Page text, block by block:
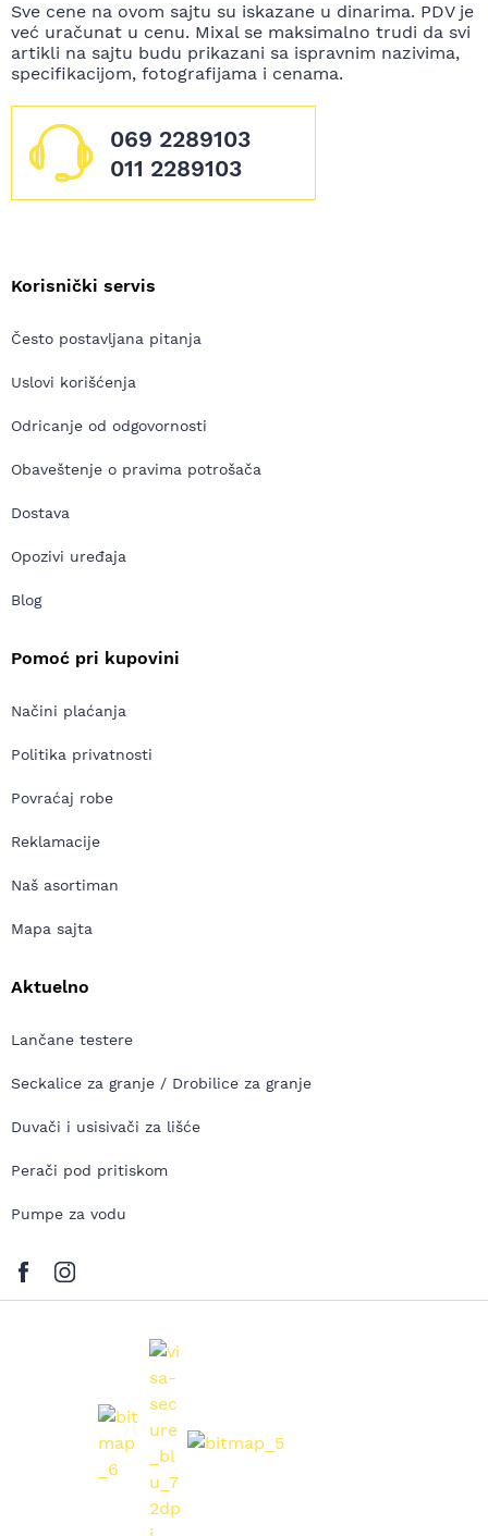
Sve cene na ovom sajtu su iskazane u dinarima. PDV je
već uračunat u cenu. Mixal se maksimalno trudi da svi
artikli na sajtu budu prikazani sa ispravnim nazivima,
specifikacijom, fotografijama i cenama.
069 2289103
011 2289103
Korisnički servis
Često postavljana pitanja
Uslovi korišćenja
Odricanje od odgovornosti
Obaveštenje o pravima potrošača
Dostava
Opozivi uređaja
Blog
Pomoć pri kupovini
Načini plaćanja
Politika privatnosti
Povraćaj robe
Reklamacije
Naš asortiman
Mapa sajta
Aktuelno
Lančane testere
Seckalice za granje / Drobilice za granje
Duvači i usisivači za lišće
Perači pod pritiskom
Pumpe za vodu